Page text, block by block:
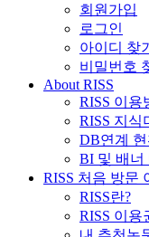
회원가입
로그인
아이디 찾기
비밀번호
About RISS
RISS 이용
RISS 지식
DB연계
BI 및 배너
RISS 처음 방문
RISS란?
RISS 이용